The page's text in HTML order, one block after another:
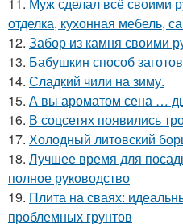
11. Муж сделал всё своими
отделка, кухонная мебель,
12. Забор из камня своими
13. Бабушкин способ
14. Сладкий чили на зиму.
15. А вы ароматом сена …
16. В соцсетях появились
17. Холодный литовский
18. Лучшее время для
полное руководство
19. Плита на сваях:
проблемных грунтов